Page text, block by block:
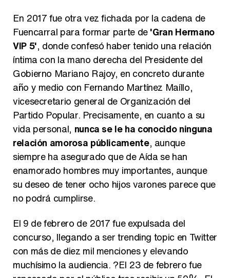
En 2017 fue otra vez fichada por la cadena de
Fuencarral para formar parte de'Gran Hermano
VIP 5', donde confesó haber tenido una relación
íntima con la mano derecha del Presidente del
Gobierno Mariano Rajoy, en concreto durante
año y medio con Fernando Martínez Maíllo,
vicesecretario general de Organización del
Partido Popular. Precisamente, en cuanto a su
vida personal, nunca se le ha conocido ninguna
relación amorosa públicamente, aunque
siempre ha asegurado que de Aída se han
enamorado hombres muy importantes, aunque
su deseo de tener ocho hijos varones parece que
no podrá cumplirse.
El 9 de febrero de 2017 fue expulsada del
concurso, llegando a ser trending topic en Twitter
con más de diez mil menciones y elevando
muchísimo la audiencia. ?El 23 de febrero fue